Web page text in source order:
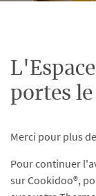
portes le
Merci pour plus
Pour continuer
sur Cookidoo®,